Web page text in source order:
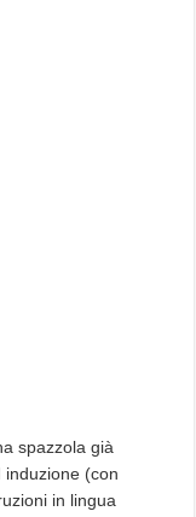
spazzola già
induzione (con
in lingua